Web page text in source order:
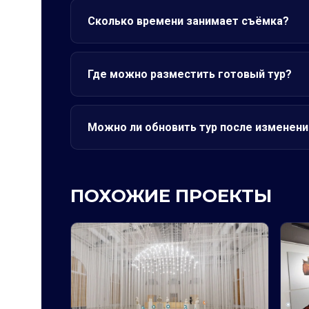
Сколько времени занимает съёмка?
Где можно разместить готовый тур?
Можно ли обновить тур после
ПОХОЖИЕ ПРОЕКТЫ